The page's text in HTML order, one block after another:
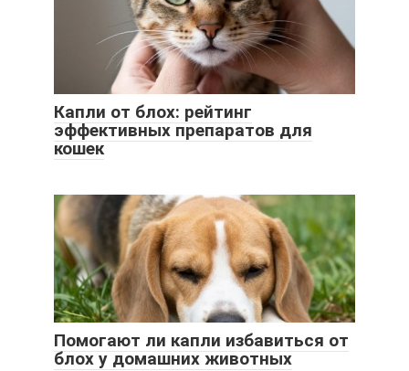
Капли от блох: рейтинг
эффективных препаратов для
кошек
Помогают ли капли избавиться от
блох у домашних животных